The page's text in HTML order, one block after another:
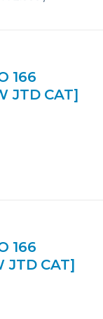
166
JTD CAT]
BLOQUE
166
JTD CAT]